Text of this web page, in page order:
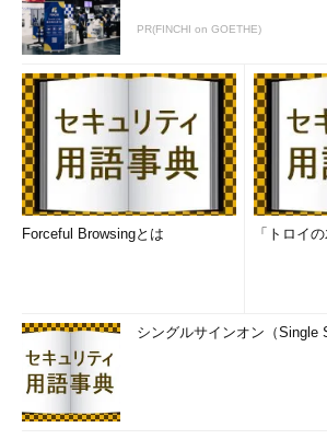
プロジェクトは周りの環境が重要（第1章
プロジェクトは企業の中で単独に存在する
の環境などに大きく影響を受けます。この
テキストと呼びます。コンテキストとは、
PMBOKガイドでは、こうしたプロジェクト
いて、プログラム、ポートフォリオ、サブ
PMO（プロジェクトマネジメント・オフィ
に紹介しています。
オ
るための、複数のプロジ
サブプロジェ
PR(FINCHI on GOETHE)
Forceful Browsingとは 「トロイ
シングルサインオン（Single